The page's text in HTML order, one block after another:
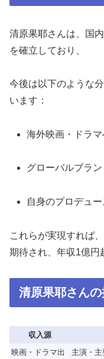
清原果耶さんは、国
を確立しており、
今後は以下のような
います：
海外映画・ドラ
グローバルブラ
自身のプロデュ
これらが実現すれば、
期待され、年収1億円
清原果耶さんの
収入源
映画・ドラマ出
主演・